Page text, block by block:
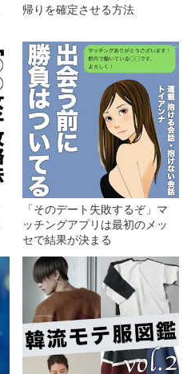
帰りを確定させる方法
「そのデート失敗するぞ」マ
ッチングアプリは最初のメッ
セで結果が決まる